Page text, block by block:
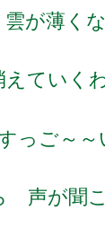
が薄く
ていく
っご～～
声が聞こ